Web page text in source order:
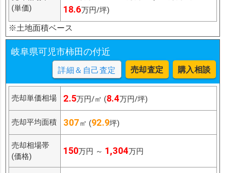
(単価)
18.6万円/坪)
※土地面積ベース
岐阜県可児市柿田の付近
詳細＆自己査定 売却査定 購入相談
売却単価相場 2.5万円/㎡ (8.4万円/坪)
売却平均面積 307㎡ (92.9坪)
売却相場帯
(価格)
150万円 ～ 1,304万円